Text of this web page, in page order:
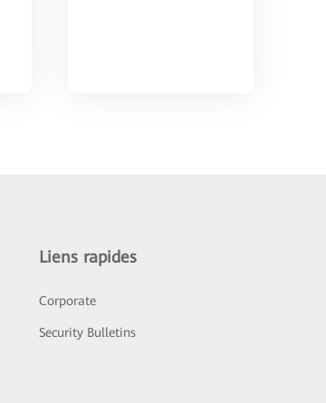
Liens rapides
Corporate
Security Bulletins